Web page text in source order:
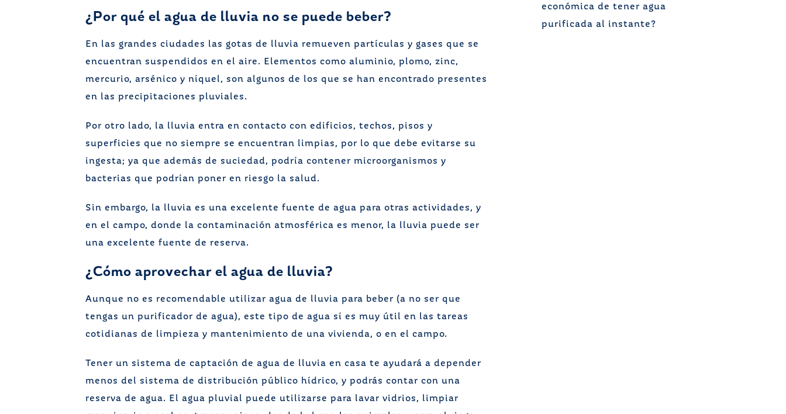
¿Por qué el agua de lluvia no se puede beber?
En las grandes ciudades las gotas de lluvia remueven partículas y gases que se
encuentran suspendidos en el aire. Elementos como aluminio, plomo, zinc,
mercurio, arsénico y níquel, son algunos de los que se han encontrado presentes
en las precipitaciones pluviales.
Por otro lado, la lluvia entra en contacto con edificios, techos, pisos y
superficies que no siempre se encuentran limpias, por lo que debe evitarse su
ingesta; ya que además de suciedad, podría contener microorganismos y
bacterias que podrían poner en riesgo la salud.
Sin embargo, la lluvia es una excelente fuente de agua para otras actividades, y
en el campo, donde la contaminación atmosférica es menor, la lluvia puede ser
una excelente fuente de reserva.
¿Cómo aprovechar el agua de lluvia?
Aunque no es recomendable utilizar agua de lluvia para beber (a no ser que
tengas un purificador de agua), este tipo de agua sí es muy útil en las tareas
cotidianas de limpieza y mantenimiento de una vivienda, o en el campo.
Tener un sistema de captación de agua de lluvia en casa te ayudará a depender
menos del sistema de distribución público hídrico, y podrás contar con una
reserva de agua. El agua pluvial puede utilizarse para lavar vidrios, limpiar
económica de tener agua
purificada al instante?